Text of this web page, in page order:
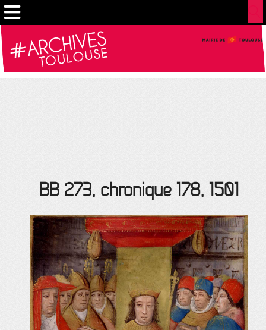
BB 273, chronique 178, 1501
Cookies management panel